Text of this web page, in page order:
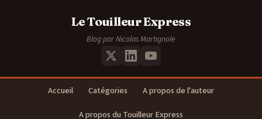
Le Touilleur Express
Blog par Nicolas Martignole
Accueil Catégories
A propos de l'auteur
A propos du Touilleur Express